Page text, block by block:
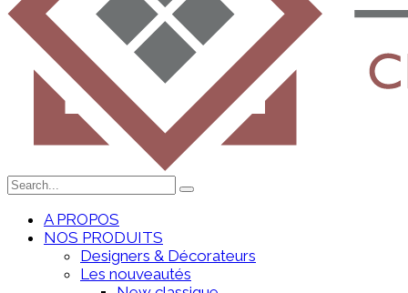
A PROPOS
NOS PRODUITS
Designers & Décorateurs
Les nouveautés